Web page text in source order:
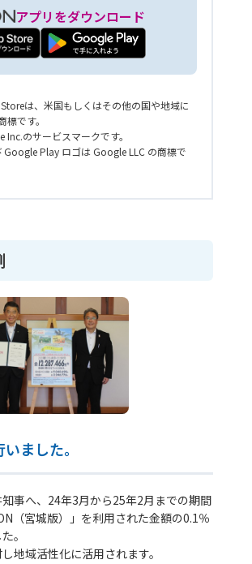
アプリをダウンロード
は、米国もしくはその他の国や地域に
です。
のサービスマークです。
Play ロゴは Google LLC の商標で
ました。
事へ、24年3月から25年2月までの期間
（宮城版）」を利用された金額の0.1％
。
地域活性化に活用されます。